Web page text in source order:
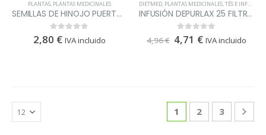
PLANTAS PLANTAS MEDICINALES
SEMILLAS DE HINOJO PUERTOVERA
0 out of 5
2,80 € IVA incluido
DIETMED PLANTAS MEDICINALES TÉS E INFUSIONES
INFUSIÓN DEPURLAX 25 FILTROS
0 out of 5
4,96€ 4,71 € IVA incluido
1 2 3